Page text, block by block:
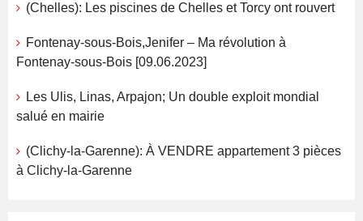
(Chelles): Les piscines de Chelles et Torcy ont rouvert
Fontenay-sous-Bois,Jenifer – Ma révolution à
Fontenay-sous-Bois [09.06.2023]
Les Ulis, Linas, Arpajon; Un double exploit mondial
salué en mairie
(Clichy-la-Garenne): À VENDRE appartement 3 pièces
à Clichy-la-Garenne